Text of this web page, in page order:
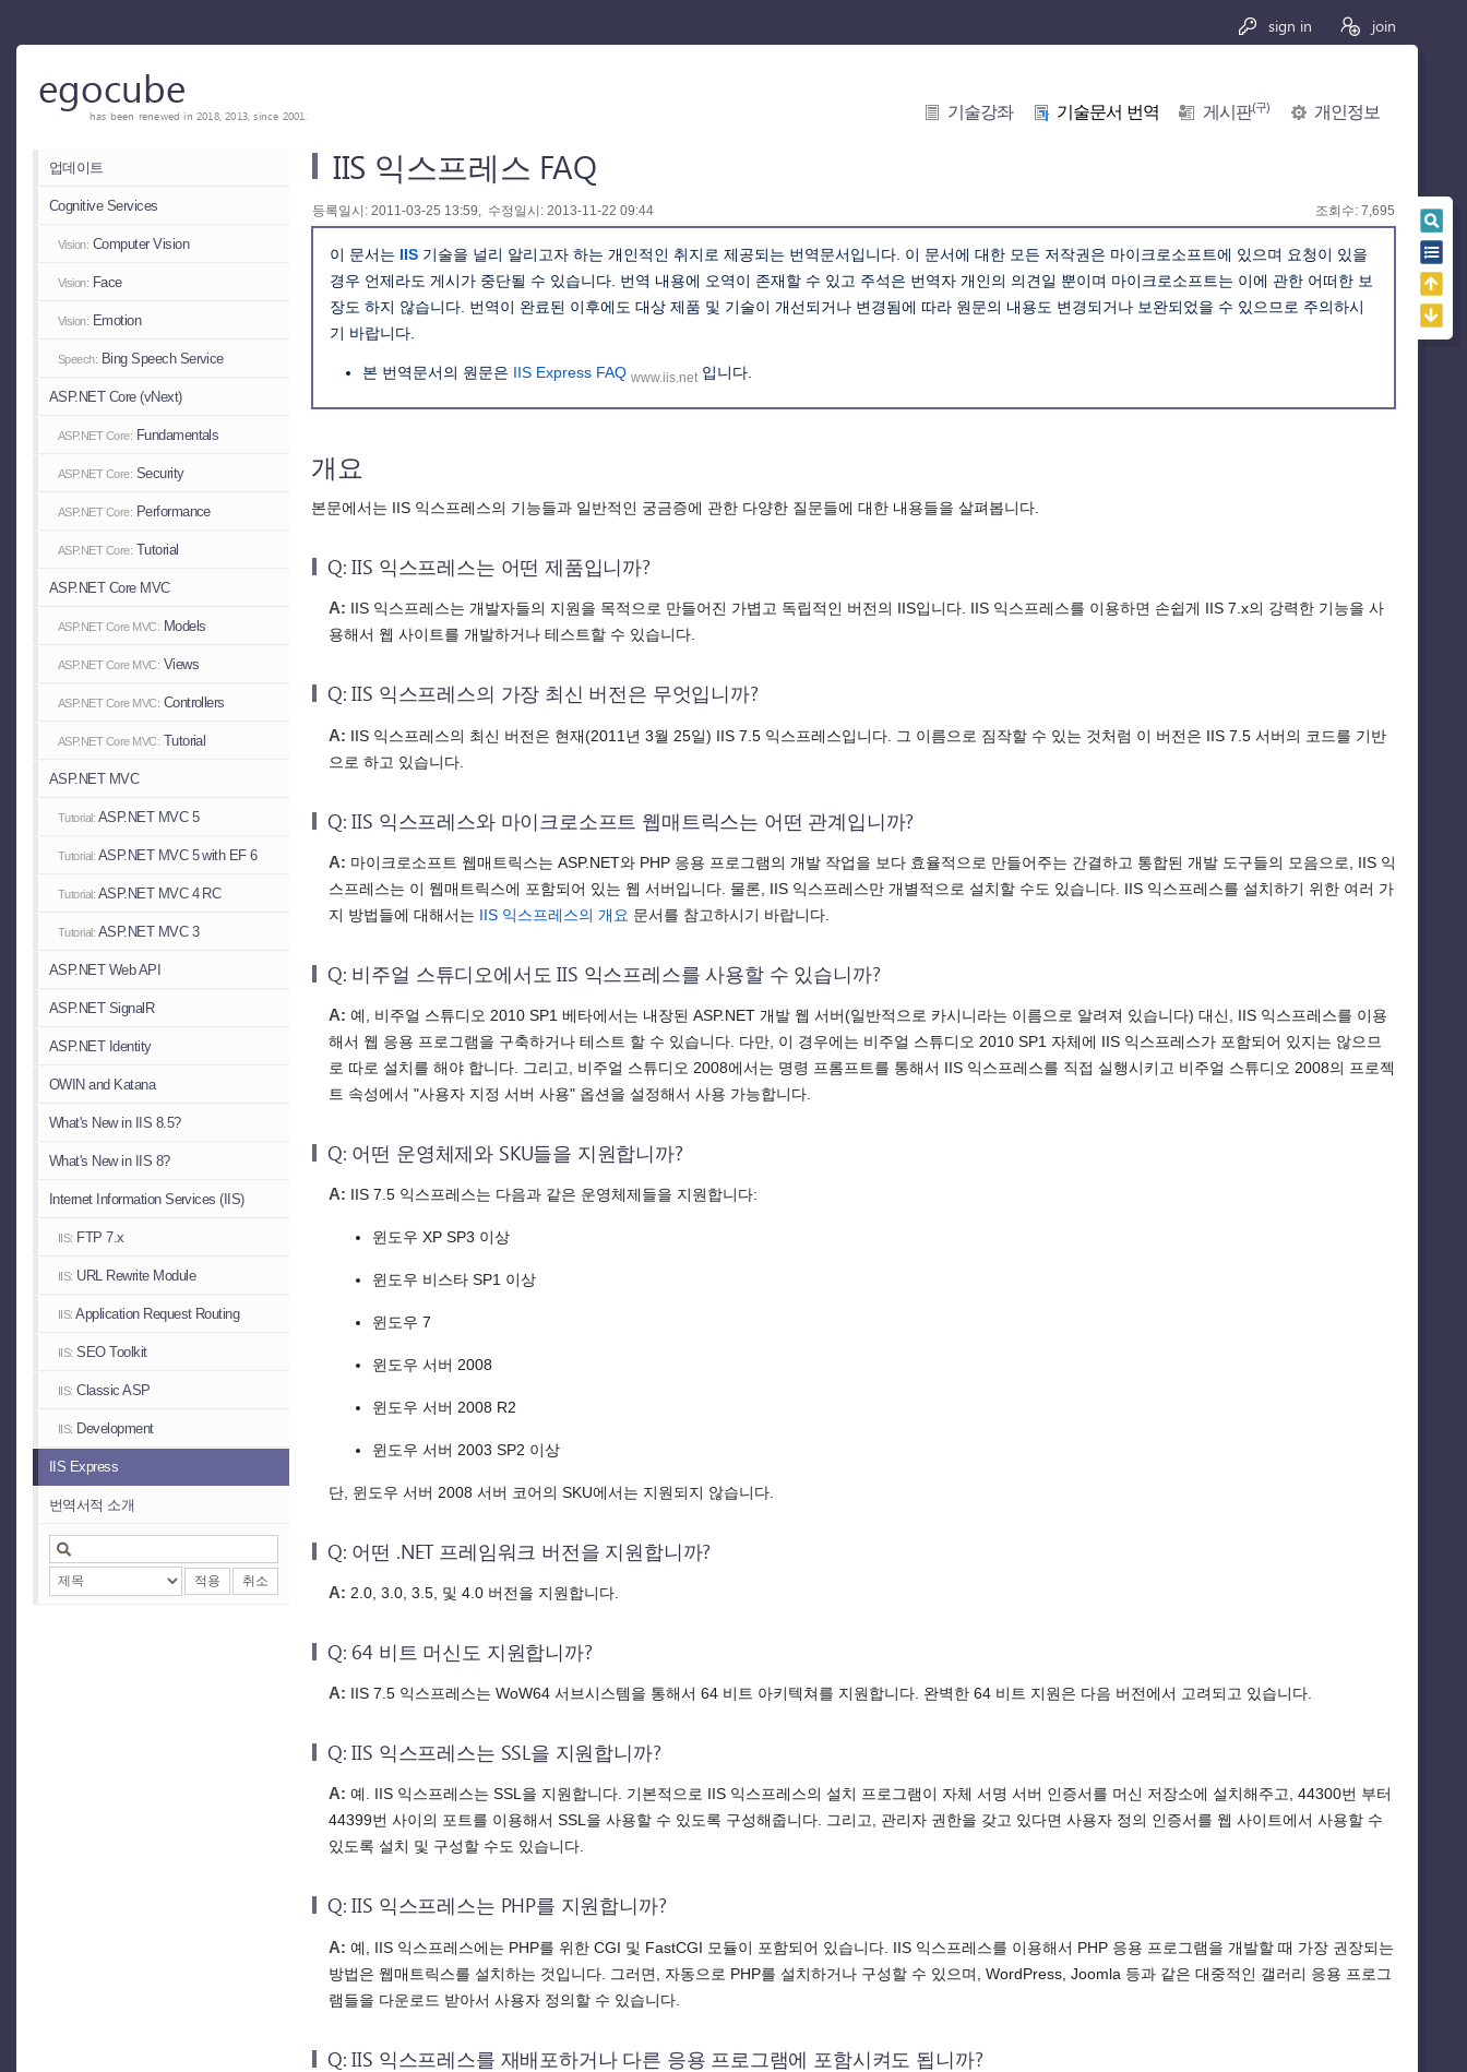
sign in join
egocube
has been renewed in 2018, 2013, since 2001. 기술강좌 기술문서 번역 게시판(구) 개인정보
업데이트
Cognitive Services
Vision: Computer Vision
Vision: Face
Vision: Emotion
Speech: Bing Speech Service
ASP.NET Core (vNext)
ASP.NET Core: Fundamentals
ASP.NET Core: Security
ASP.NET Core: Performance
ASP.NET Core: Tutorial
ASP.NET Core MVC
ASP.NET Core MVC: Models
ASP.NET Core MVC: Views
ASP.NET Core MVC: Controllers
ASP.NET Core MVC: Tutorial
ASP.NET MVC
Tutorial: ASP.NET MVC 5
Tutorial: ASP.NET MVC 5 with EF 6
Tutorial: ASP.NET MVC 4 RC
Tutorial: ASP.NET MVC 3
ASP.NET Web API
ASP.NET SignalR
ASP.NET Identity
OWIN and Katana
What's New in IIS 8.5?
What's New in IIS 8?
Internet Information Services (IIS)
IIS: FTP 7.x
IIS: URL Rewrite Module
IIS: Application Request Routing
IIS: SEO Toolkit
IIS: Classic ASP
IIS: Development
IIS Express
번역서적 소개
적용 취소
IIS 익스프레스 FAQ
등록일시: 2011-03-25 13:59, 수정일시: 2013-11-22 09:44 조회수: 7,695
이 문서는 IIS 기술을 널리 알리고자 하는 개인적인 취지로 제공되는 번역문서입니다. 이 문서에 대한 모든 저작권은 마이크로소프트에 있으며 요청이 있을
경우 언제라도 게시가 중단될 수 있습니다. 번역 내용에 오역이 존재할 수 있고 주석은 번역자 개인의 의견일 뿐이며 마이크로소프트는 이에 관한 어떠한 보
장도 하지 않습니다. 번역이 완료된 이후에도 대상 제품 및 기술이 개선되거나 변경됨에 따라 원문의 내용도 변경되거나 보완되었을 수 있으므로 주의하시
기 바랍니다.
본 번역문서의 원문은 IIS Express FAQ www.iis.net 입니다.
개요
본문에서는 IIS 익스프레스의 기능들과 일반적인 궁금증에 관한 다양한 질문들에 대한 내용들을 살펴봅니다.
Q: IIS 익스프레스는 어떤 제품입니까?
A: IIS 익스프레스는 개발자들의 지원을 목적으로 만들어진 가볍고 독립적인 버전의 IIS입니다. IIS 익스프레스를 이용하면 손쉽게 IIS 7.x의 강력한 기능을 사
용해서 웹 사이트를 개발하거나 테스트할 수 있습니다.
Q: IIS 익스프레스의 가장 최신 버전은 무엇입니까?
A: IIS 익스프레스의 최신 버전은 현재(2011년 3월 25일) IIS 7.5 익스프레스입니다. 그 이름으로 짐작할 수 있는 것처럼 이 버전은 IIS 7.5 서버의 코드를 기반
으로 하고 있습니다.
Q: IIS 익스프레스와 마이크로소프트 웹매트릭스는 어떤 관계입니까?
A: 마이크로소프트 웹매트릭스는 ASP.NET와 PHP 응용 프로그램의 개발 작업을 보다 효율적으로 만들어주는 간결하고 통합된 개발 도구들의 모음으로, IIS 익
스프레스는 이 웹매트릭스에 포함되어 있는 웹 서버입니다. 물론, IIS 익스프레스만 개별적으로 설치할 수도 있습니다. IIS 익스프레스를 설치하기 위한 여러 가
지 방법들에 대해서는 IIS 익스프레스의 개요 문서를 참고하시기 바랍니다.
Q: 비주얼 스튜디오에서도 IIS 익스프레스를 사용할 수 있습니까?
A: 예, 비주얼 스튜디오 2010 SP1 베타에서는 내장된 ASP.NET 개발 웹 서버(일반적으로 카시니라는 이름으로 알려져 있습니다) 대신, IIS 익스프레스를 이용
해서 웹 응용 프로그램을 구축하거나 테스트 할 수 있습니다. 다만, 이 경우에는 비주얼 스튜디오 2010 SP1 자체에 IIS 익스프레스가 포함되어 있지는 않으므
로 따로 설치를 해야 합니다. 그리고, 비주얼 스튜디오 2008에서는 명령 프롬프트를 통해서 IIS 익스프레스를 직접 실행시키고 비주얼 스튜디오 2008의 프로젝
트 속성에서 "사용자 지정 서버 사용" 옵션을 설정해서 사용 가능합니다.
Q: 어떤 운영체제와 SKU들을 지원합니까?
A: IIS 7.5 익스프레스는 다음과 같은 운영체제들을 지원합니다:
윈도우 XP SP3 이상
윈도우 비스타 SP1 이상
윈도우 7
윈도우 서버 2008
윈도우 서버 2008 R2
윈도우 서버 2003 SP2 이상
단, 윈도우 서버 2008 서버 코어의 SKU에서는 지원되지 않습니다.
Q: 어떤 .NET 프레임워크 버전을 지원합니까?
A: 2.0, 3.0, 3.5, 및 4.0 버전을 지원합니다.
Q: 64 비트 머신도 지원합니까?
A: IIS 7.5 익스프레스는 WoW64 서브시스템을 통해서 64 비트 아키텍쳐를 지원합니다. 완벽한 64 비트 지원은 다음 버전에서 고려되고 있습니다.
Q: IIS 익스프레스는 SSL을 지원합니까?
A: 예. IIS 익스프레스는 SSL을 지원합니다. 기본적으로 IIS 익스프레스의 설치 프로그램이 자체 서명 서버 인증서를 머신 저장소에 설치해주고, 44300번 부터
44399번 사이의 포트를 이용해서 SSL을 사용할 수 있도록 구성해줍니다. 그리고, 관리자 권한을 갖고 있다면 사용자 정의 인증서를 웹 사이트에서 사용할 수
있도록 설치 및 구성할 수도 있습니다.
Q: IIS 익스프레스는 PHP를 지원합니까?
A: 예, IIS 익스프레스에는 PHP를 위한 CGI 및 FastCGI 모듈이 포함되어 있습니다. IIS 익스프레스를 이용해서 PHP 응용 프로그램을 개발할 때 가장 권장되는
방법은 웹매트릭스를 설치하는 것입니다. 그러면, 자동으로 PHP를 설치하거나 구성할 수 있으며, WordPress, Joomla 등과 같은 대중적인 갤러리 응용 프로그
램들을 다운로드 받아서 사용자 정의할 수 있습니다.
Q: IIS 익스프레스를 재배포하거나 다른 응용 프로그램에 포함시켜도 됩니까?